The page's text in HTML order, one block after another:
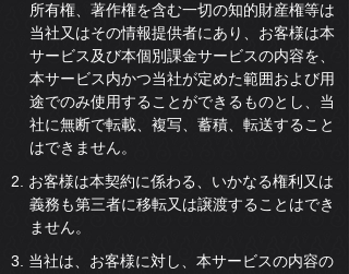
所有権、著作権を含む一切の知的財産権等は
当社又はその情報提供者にあり、お客様は本
サービス及び本個別課金サービスの内容を、
本サービス内かつ当社が定めた範囲および用
途でのみ使用することができるものとし、当
社に無断で転載、複写、蓄積、転送すること
はできません。
2. お客様は本契約に係わる、いかなる権利又は
義務も第三者に移転又は譲渡することはでき
ません。
3. 当社は、お客様に対し、本サービスの内容の